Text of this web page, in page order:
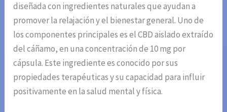
diseñada con ingredientes naturales que ayudan a
promover la relajación y el bienestar general. Uno de
los componentes principales es el CBD aislado extraído
del cáñamo, en una concentración de 10 mg por
cápsula. Este ingrediente es conocido por sus
propiedades terapéuticas y su capacidad para influir
positivamente en la salud mental y física.